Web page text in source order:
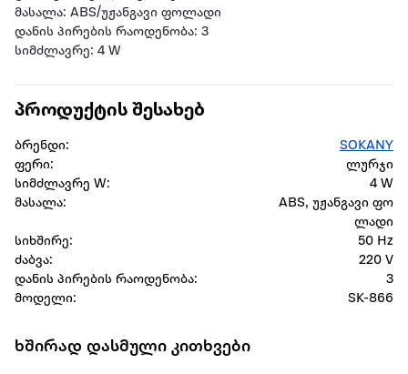
მასალა: ABS/უჟანგავი ფოლადი
დანის პირების რაოდენობა: 3
სიმძლავრე: 4 W
პროდუქტის შესახებ
ბრენდი:
SOKANY
ფერი:
ლურჯი
სიმძლავრე W:
4 W
მასალა:
ABS, უჟანგავი ფო
ლადი
სიხშირე:
50 Hz
ძაბვა:
220 V
დანის პირების რაოდენობა:
3
მოდელი:
SK-866
ხშირად დასმული კითხვები